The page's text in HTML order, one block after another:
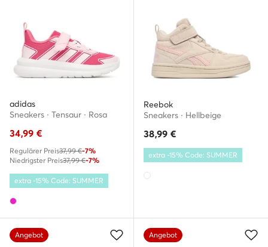
adidas
Sneakers · Tensaur · Rosa
34,99 €
Regulärer Preis37,99 €-7%
Niedrigster Preis37,99 €-7%
extra -15% Code: SUMMER
Reebok
Sneakers · Hellbeige
38,99 €
extra -15% Code: SUMMER
Angebot Angebot